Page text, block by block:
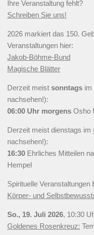
Ihre Veranstaltung fehlt?
Schreiben Sie uns!
2026 markiert das 150.
Veranstaltungen hier:
Jakob-Böhme-Bund
Magische Blätter
Derzeit meist sonntags im
nachsehen!):
06:00 Uhr morgens Osho
Derzeit meist dienstags im
nachsehen!):
16:30 Ehrliches Mitteilen
Hempel
Spirituelle Veranstaltungen
Körper- und
So., 19. Juli 2026, 10:30
Goldenes Rosenkreuz: